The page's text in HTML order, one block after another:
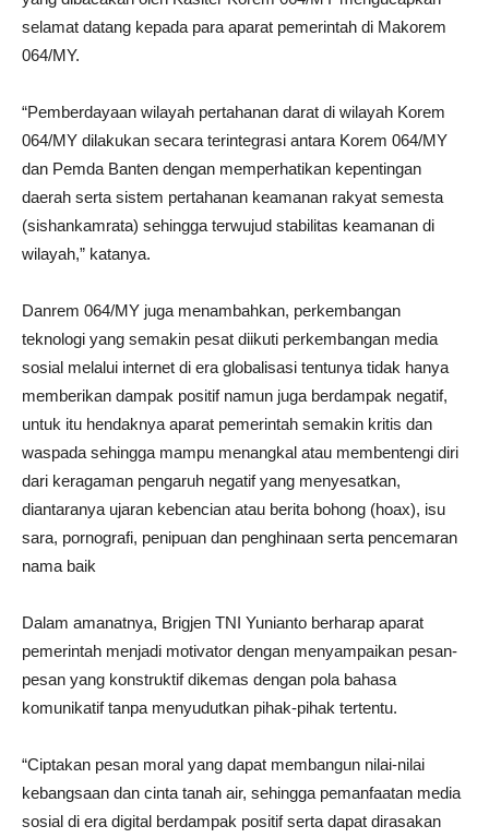
selamat datang kepada para aparat pemerintah di Makorem
064/MY.
“Pemberdayaan wilayah pertahanan darat di wilayah Korem
064/MY dilakukan secara terintegrasi antara Korem 064/MY
dan Pemda Banten dengan memperhatikan kepentingan
daerah serta sistem pertahanan keamanan rakyat semesta
(sishankamrata) sehingga terwujud stabilitas keamanan di
wilayah,” katanya.
Danrem 064/MY juga menambahkan, perkembangan
teknologi yang semakin pesat diikuti perkembangan media
sosial melalui internet di era globalisasi tentunya tidak hanya
memberikan dampak positif namun juga berdampak negatif,
untuk itu hendaknya aparat pemerintah semakin kritis dan
waspada sehingga mampu menangkal atau membentengi diri
dari keragaman pengaruh negatif yang menyesatkan,
diantaranya ujaran kebencian atau berita bohong (hoax), isu
sara, pornografi, penipuan dan penghinaan serta pencemaran
nama baik
Dalam amanatnya, Brigjen TNI Yunianto berharap aparat
pemerintah menjadi motivator dengan menyampaikan pesan-
pesan yang konstruktif dikemas dengan pola bahasa
komunikatif tanpa menyudutkan pihak-pihak tertentu.
“Ciptakan pesan moral yang dapat membangun nilai-nilai
kebangsaan dan cinta tanah air, sehingga pemanfaatan media
sosial di era digital berdampak positif serta dapat dirasakan